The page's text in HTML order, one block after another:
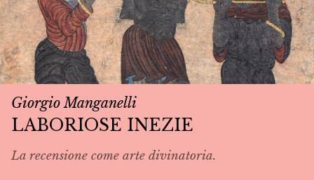
Giorgio Manganelli
LABORIOSE INEZIE
La recensione come arte divinatoria.